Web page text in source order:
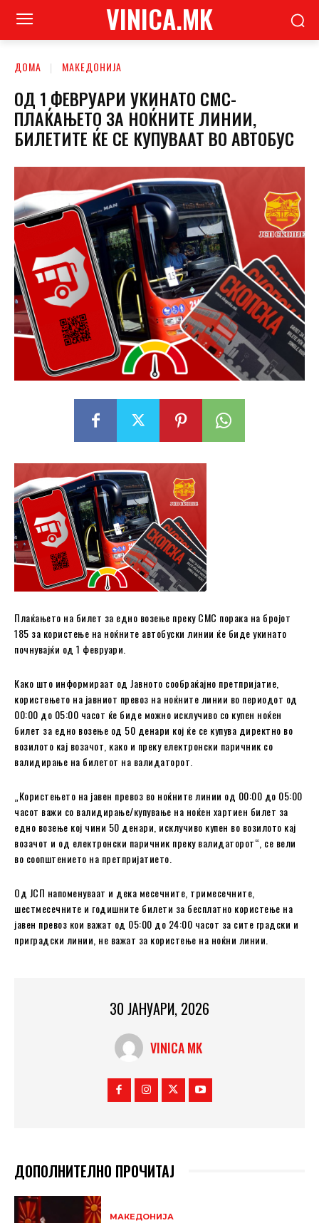
VINICA.MK
ДОМА МАКЕДОНИЈА
ОД 1 ФЕВРУАРИ УКИНАТО СМС-
ПЛАЌАЊЕТО ЗА НОЌНИТЕ ЛИНИИ,
БИЛЕТИТЕ ЌЕ СЕ КУПУВААТ ВО АВТОБУС
Плаќањето на билет за едно возење преку СМС порака на бројот
185 за користење на ноќните автобуски линии ќе биде укинато
почнувајќи од 1 февруари.
Како што информираат од Јавното сообраќајно претпријатие,
користењето на јавниот превоз на ноќните линии во периодот од
00:00 до 05:00 часот ќе биде можно исклучиво со купен ноќен
билет за едно возење од 50 денари кој ќе се купува директно во
возилото кај возачот, како и преку електронски паричник со
валидирање на билетот на валидаторот.
„Користењето на јавен превоз во ноќните линии од 00:00 до 05:00
часот важи со валидирање/купување на ноќен хартиен билет за
едно возење кој чини 50 денари, исклучиво купен во возилото кај
возачот и од електронски паричник преку валидаторот“, се вели
во соопштението на претпријатието.
Од ЈСП напоменуваат и дека месечните, тримесечните,
шестмесечните и годишните билети за бесплатно користење на
јавен превоз кои важат од 05:00 до 24:00 часот за сите градски и
приградски линии, не важат за користење на ноќни линии.
30 ЈАНУАРИ, 2026
VINICA MK
ДОПОЛНИТЕЛНО ПРОЧИТАЈ
МАКЕДОНИЈА